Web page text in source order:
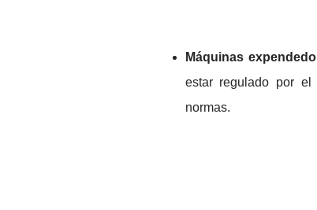
Máquinas
estar regulado por
normas.